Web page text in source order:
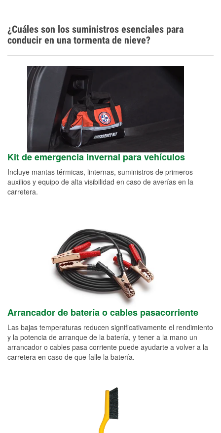
¿Cuáles son los suministros esenciales para
conducir en una tormenta de nieve?
Kit de emergencia invernal para vehículos
Incluye mantas térmicas, linternas, suministros de primeros
auxilios y equipo de alta visibilidad en caso de averías en la
carretera.
Arrancador de batería o cables pasacorriente
Las bajas temperaturas reducen significativamente el rendimiento
y la potencia de arranque de la batería, y tener a la mano un
arrancador o cables pasa corriente puede ayudarte a volver a la
carretera en caso de que falle la batería.